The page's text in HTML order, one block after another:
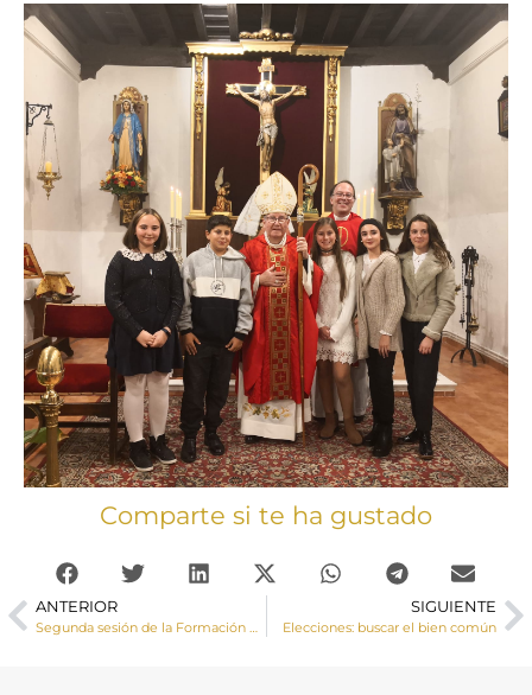
Comparte si te ha gustado
ANTERIOR SIGUIENTE
Elecciones: buscar el bien común